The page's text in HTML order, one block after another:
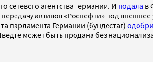
сетевого агентства Германии. И подала в
передачу активов «Роснефти» под
парламента Германии (бундестаг)
может быть продана без